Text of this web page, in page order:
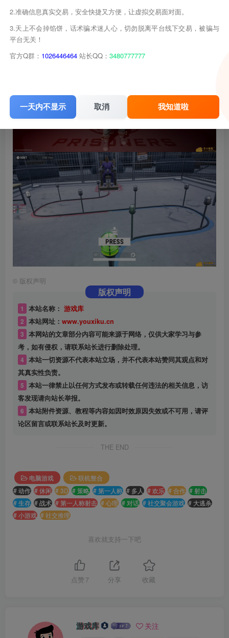
© 版权声明
版权声明
1 本站名称： 游戏库
2 本站网址： www.youxiku.cn
3 本网站的文章部分内容可能来源于网络，仅供大家学习与参
考，如有侵权，请联系站长进行删除处理。
4 本站一切资源不代表本站立场，并不代表本站赞同其观点和对
其真实性负责。
5 本站一律禁止以任何方式发布或转载任何违法的相关信息，访
客发现请向站长举报。
6 本站附件资源、教程等内容如因时效原因失效或不可用，请评
论区留言或联系站长及时更新。
THE END
电脑游戏
联机整合
# 动作 # 休闲 # 3D # 策略 # 第一人称 # 多人 # 欢乐 # 合作 # 射击
# 生存 # 战术 # 第一人称射击 # 心理 # 对话 # 社交聚会游戏 # 大逃杀
# 小游戏 # 社交推理
喜欢就支持一下吧
点赞 7 分享 收藏
游戏库 关注
2.准确信息真实交易，安全快捷又方便，让虚拟交易面对面。
3.天上不会掉馅饼，话术骗术迷人心，切勿脱离平台线下交易，被骗与
平台无关！
官方Q群： 1026446464 站长QQ： 3480777777
一天内不显示 取消 我知道啦